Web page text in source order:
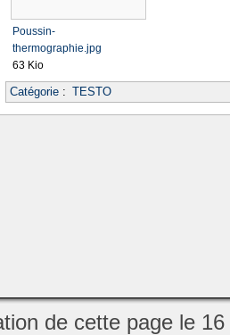
Poussin-
thermographie.jpg
63 Kio
Catégorie: TESTO
de cette page le